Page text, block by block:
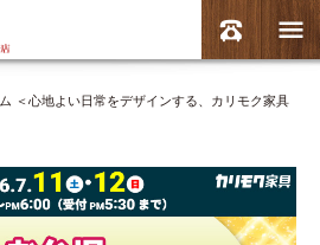
＜心地よい日常をデザインする、カリモク家具